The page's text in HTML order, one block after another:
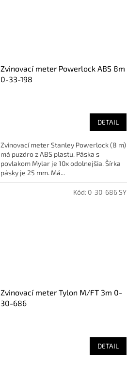
Zvinovací meter Powerlock ABS 8m
0-33-198
DETAIL
Zvinovací meter Stanley Powerlock (8 m)
má puzdro z ABS plastu. Páska s
povlakom Mylar je 10x odolnejšia. Šírka
pásky je 25 mm. Má...
Zvinovací meter Tylon M/FT 3m 0-
30-686
DETAIL
Kód: 0-30-686 SY